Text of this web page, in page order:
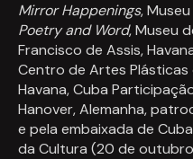
Mirror Happenings,
Poetry and Word, Museu
Francisco de Assis,
Centro de Artes Plásticas
Havana, Cuba
Hanover, Alemanha,
e pela embaixada de
da Cultura (20 de